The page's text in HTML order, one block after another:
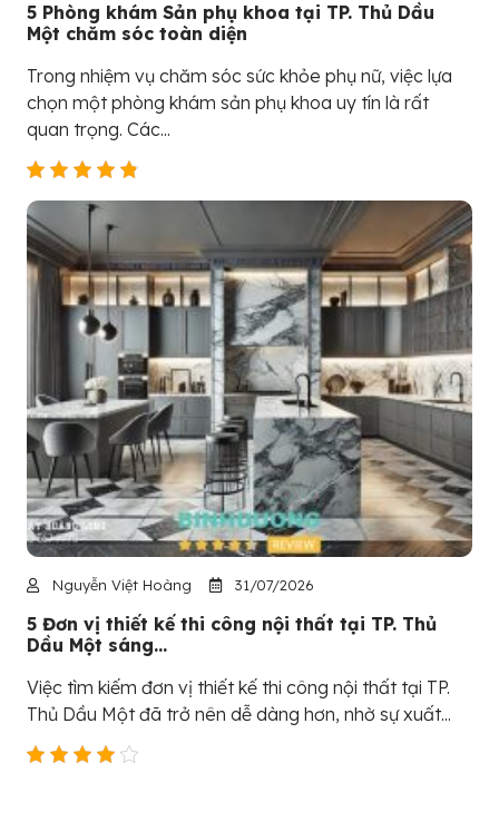
5 Phòng khám Sản phụ khoa tại TP. Thủ Dầu
Một chăm sóc toàn diện
Trong nhiệm vụ chăm sóc sức khỏe phụ nữ, việc lựa
chọn một phòng khám sản phụ khoa uy tín là rất
quan trọng. Các...
Nguyễn Việt Hoàng 31/07/2026
5 Đơn vị thiết kế thi công nội thất tại TP. Thủ
Dầu Một sáng...
Việc tìm kiếm đơn vị thiết kế thi công nội thất tại TP.
Thủ Dầu Một đã trở nên dễ dàng hơn, nhờ sự xuất...